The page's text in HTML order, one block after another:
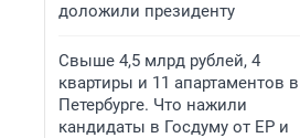
доложили президенту
Свыше 4,5 млрд рублей, 4
квартиры и 11 апартаментов в
Петербурге. Что нажили
кандидаты в Госдуму от ЕР и